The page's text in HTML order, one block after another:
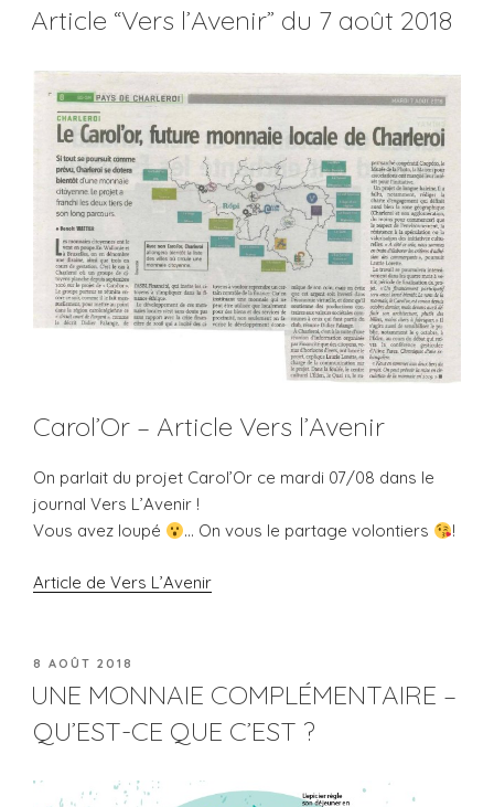
Article “Vers l’Avenir” du 7 août 2018
Carol’Or – Article Vers l’Avenir
On parlait du projet Carol’Or ce mardi 07/08 dans le
journal Vers L’Avenir !
Vous avez loupé
… On vous le partage volontiers !
Article de Vers L’Avenir
8 AOÛT 2018
UNE MONNAIE COMPLÉMENTAIRE –
QU’EST-CE QUE C’EST ?